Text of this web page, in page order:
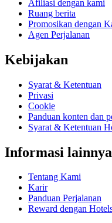
Afiliasi dengan kami
Ruang berita
Promosikan dengan
Agen Perjalanan
Kebijakan
Syarat & Ketentuan
Privasi
Cookie
Panduan konten dan
Syarat & Ketentuan
Informasi lainnya
Tentang Kami
Karir
Panduan Perjalanan
Reward dengan